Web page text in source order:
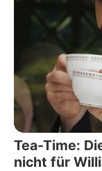
Tea-Time:
nicht für